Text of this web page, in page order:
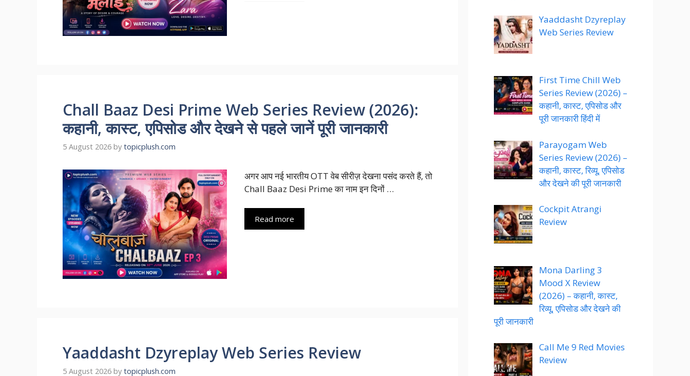
Chall Baaz Desi Prime Web Series Review (2026):
कहानी, कास्ट, एपिसोड और देखने से पहले जानें पूरी जानकारी
5 August 2026 by topicplush.com
अगर आप नई भारतीय OTT वेब सीरीज़ देखना पसंद करते हैं, तो
Chall Baaz Desi Prime का नाम इन दिनों …
Read more
Yaaddasht Dzyreplay Web Series Review
5 August 2026 by topicplush.com
Yaaddasht Dzyreplay
Web Series Review
First Time Chill Web
Series Review (2026) –
कहानी, कास्ट, एपिसोड और
पूरी जानकारी हिंदी में
Parayogam Web
Series Review (2026) –
कहानी, कास्ट, रिव्यू, एपिसोड
और देखने की पूरी जानकारी
Cockpit Atrangi
Review
Mona Darling 3
Mood X Review
(2026) – कहानी, कास्ट,
रिव्यू, एपिसोड और देखने की
पूरी जानकारी
Call Me 9 Red Movies
Review